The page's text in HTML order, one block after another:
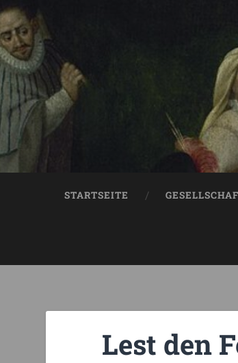
STARTSEITE
Lest den